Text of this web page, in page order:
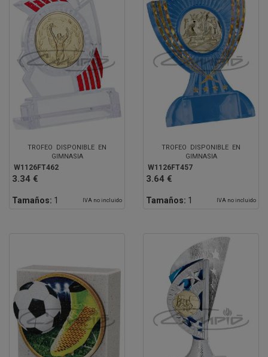
TROFEO DISPONIBLE EN
GIMNASIA
W1126FT462
3.34 €
Tamaños: 1 IVA no incluido
TROFEO DISPONIBLE EN
GIMNASIA
W1126FT457
3.64 €
Tamaños: 1 IVA no incluido